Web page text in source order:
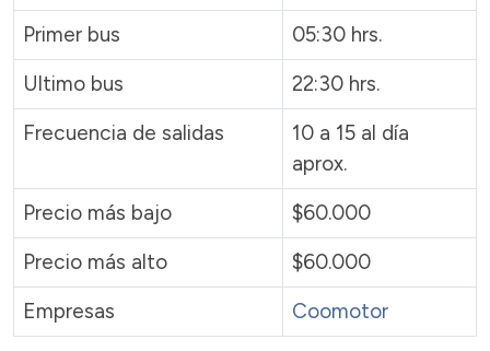
Primer bus
05:30 hrs.
Ultimo bus
22:30 hrs.
Frecuencia de salidas
10 a 15 al día
aprox.
Precio más bajo
$60.000
Precio más alto
$60.000
Empresas
Coomotor